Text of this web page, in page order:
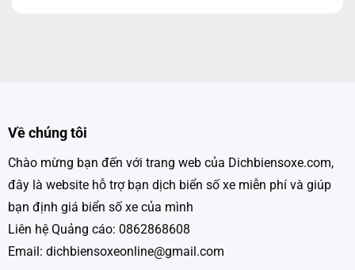
Về chúng tôi
Chào mừng bạn đến với trang web của Dichbiensoxe.com,
đây là website hỗ trợ bạn dịch biển số xe miễn phí và giúp
bạn định giá biển số xe của mình
Liên hệ Quảng cáo: 0862868608
Email: dichbiensoxeonline@gmail.com